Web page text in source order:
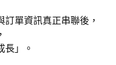
單資訊真正串聯後，
長」。